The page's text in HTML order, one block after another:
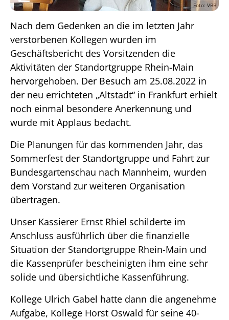
Foto: VBB
Nach dem Gedenken an die im letzten Jahr
verstorbenen Kollegen wurden im
Geschäftsbericht des Vorsitzenden die
Aktivitäten der Standortgruppe Rhein-Main
hervorgehoben. Der Besuch am 25.08.2022 in
der neu errichteten „Altstadt“ in Frankfurt erhielt
noch einmal besondere Anerkennung und
wurde mit Applaus bedacht.
Die Planungen für das kommenden Jahr, das
Sommerfest der Standortgruppe und Fahrt zur
Bundesgartenschau nach Mannheim, wurden
dem Vorstand zur weiteren Organisation
übertragen.
Unser Kassierer Ernst Rhiel schilderte im
Anschluss ausführlich über die finanzielle
Situation der Standortgruppe Rhein-Main und
die Kassenprüfer bescheinigten ihm eine sehr
solide und übersichtliche Kassenführung.
Kollege Ulrich Gabel hatte dann die angenehme
Aufgabe, Kollege Horst Oswald für seine 40-